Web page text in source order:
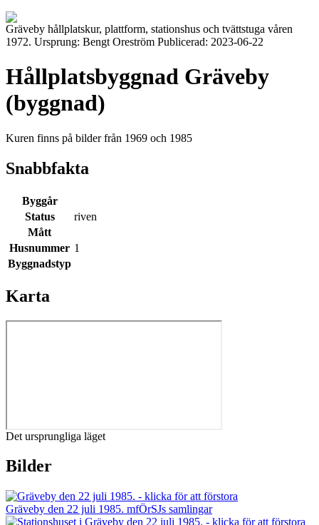
Gräveby hållplatskur, plattform, stationshus och tvättstuga våren
1972. Ursprung: Bengt Oreström Publicerad: 2023-06-22
Hållplatsbyggnad Gräveby
(byggnad)
Kuren finns på bilder från 1969 och 1985
Snabbfakta
Byggår
Status
riven
Mått
Husnummer 1
Byggnadstyp
Karta
Det ursprungliga läget
Bilder
Gräveby den 22 juli 1985. mfÖrSJs samlingar